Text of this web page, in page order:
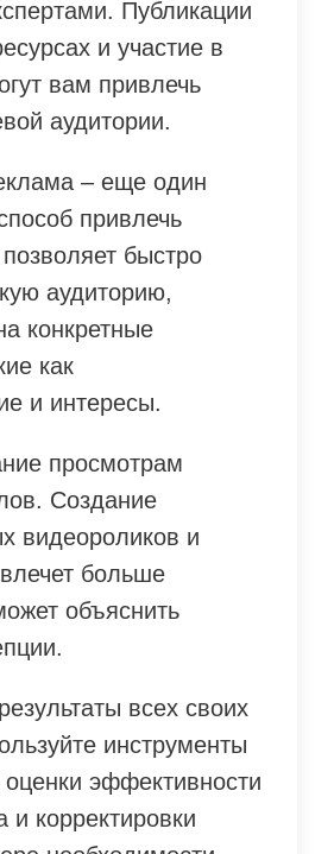
Публикации
и участие в
вам привлечь
аудитории.
– еще один
привлечь
быстро
аудиторию,
конкретные
как
и интересы.
просмотрам
Создание
видеороликов и
больше
объяснить
всех своих
инструменты
эффективности
и корректировки